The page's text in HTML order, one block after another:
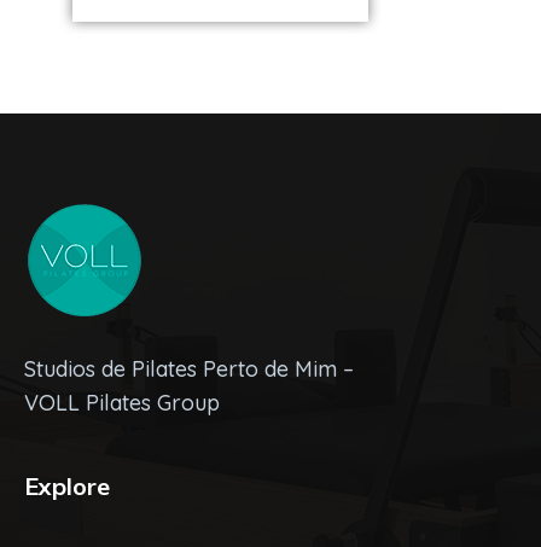
Studios de Pilates Perto de Mim –
VOLL Pilates Group
Explore